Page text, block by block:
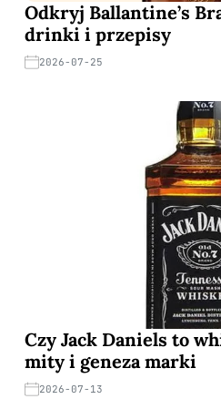
Odkryj Ballantine’s
drinki i przepisy
2026-07-25
Czy Jack Daniels to
mity i geneza marki
2026-07-13